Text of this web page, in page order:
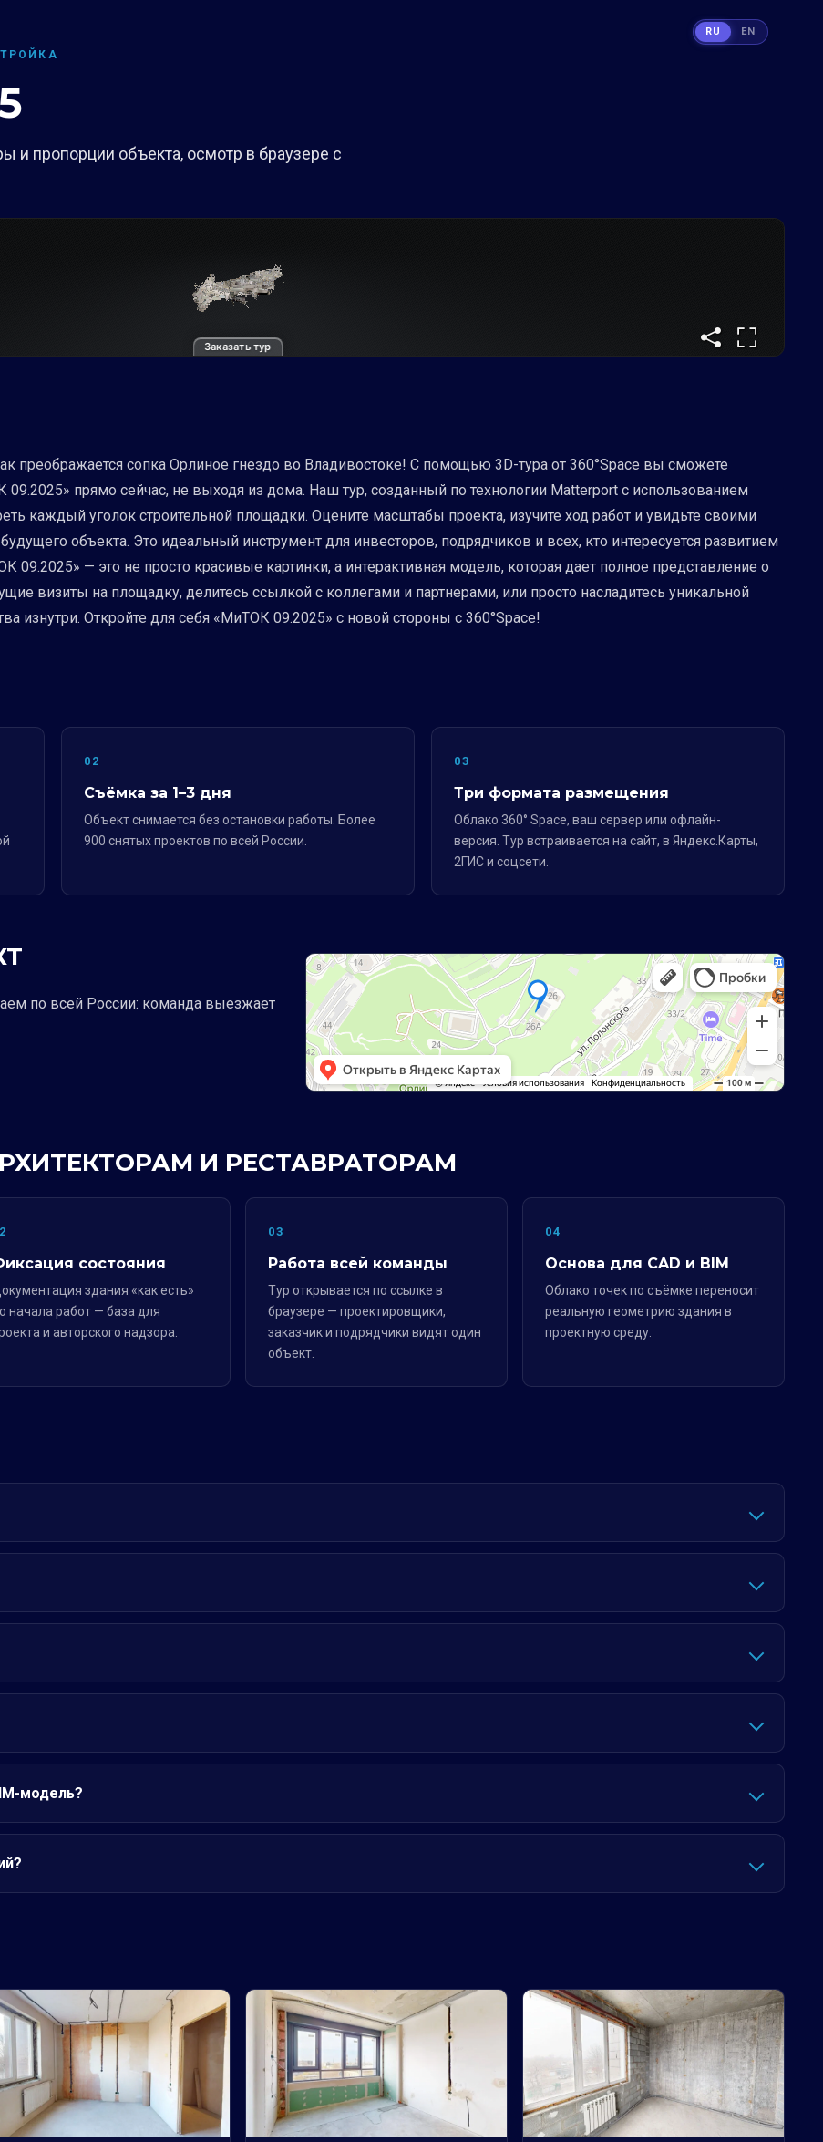
и пропорции объекта, осмотр в браузере с
Заказать тур
преображается сопка Орлиное гнездо во Владивостоке! С помощью 3D-тура от 360°Space вы сможете
09.2025» прямо сейчас, не выходя из дома. Наш тур, созданный по технологии Matterport с использованием
каждый уголок строительной площадки. Оцените масштабы проекта, изучите ход работ и увидьте своими
объекта. Это идеальный инструмент для инвесторов, подрядчиков и всех, кто интересуется развитием
09.2025» — это не просто красивые картинки, а интерактивная модель, которая дает полное представление о
визиты на площадку, делитесь ссылкой с коллегами и партнерами, или просто насладитесь уникальной
изнутри. Откройте для себя «МиТОК 09.2025» с новой стороны с 360°Space!
02
Съёмка за 1–3 дня
Объект снимается без остановки работы. Более
900 снятых проектов по всей России.
03
Три формата размещения
Облако 360° Space, ваш сервер или офлайн-
версия. Тур встраивается на сайт, в Яндекс.Карты,
2ГИС и соцсети.
по всей России: команда выезжает
И РЕСТАВРАТОРАМ
состояния
здания «как есть»
начала работ — база для
и авторского надзора.
03
Работа всей команды
Тур открывается по ссылке в
браузере — проектировщики,
заказчик и подрядчики видят один
объект.
04
Основа для CAD и BIM
Облако точек по съёмке переносит
реальную геометрию здания в
проектную среду.
модель?
RU EN